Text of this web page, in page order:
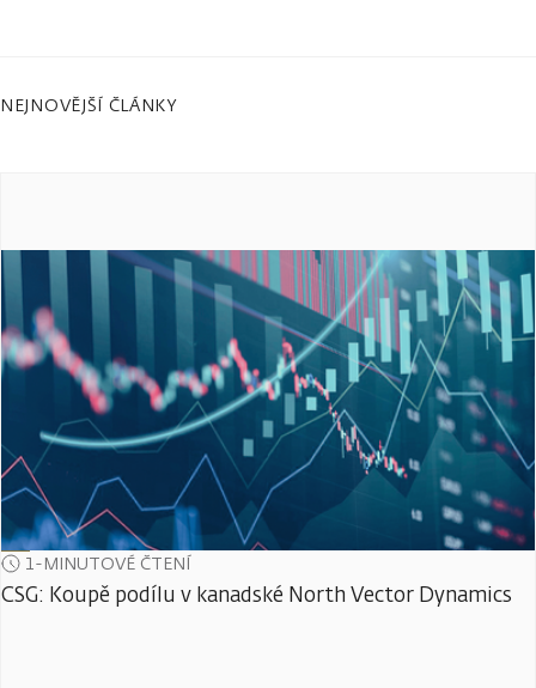
NEJNOVĚJŠÍ ČLÁNKY
1-MINUTOVÉ ČTENÍ
CSG: Koupě podílu v kanadské North Vector Dynamics